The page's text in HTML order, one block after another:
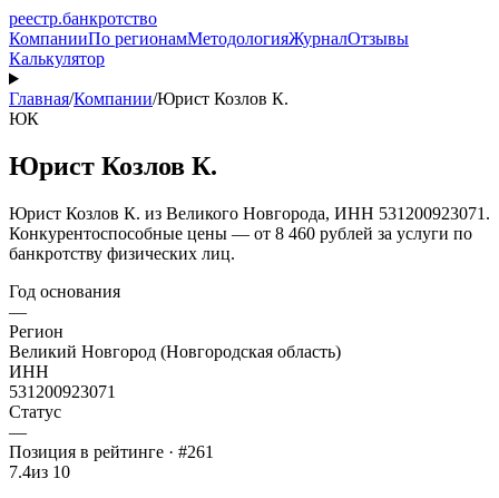
реестр.банкротство
КомпанииПо регионамМетодологияЖурналОтзывы
Калькулятор
Главная/Компании/Юрист Козлов К.
ЮК
Юрист Козлов К.
Юрист Козлов К. из Великого Новгорода, ИНН 531200923071.
Конкурентоспособные цены — от 8 460 рублей за услуги по
банкротству физических лиц.
Год основания
—
Регион
Великий Новгород (Новгородская область)
ИНН
531200923071
Статус
—
Позиция в рейтинге · #261
7.4из 10